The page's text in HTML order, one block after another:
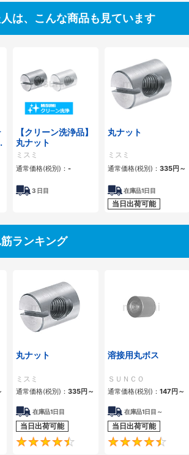
は、こんな商品も見ています
【クリーン洗浄品】
丸ナット
ミスミ
通常価格(税別)： -
3 日目
丸ナット
ミスミ
通常価格(税別)： 335円～
在庫品1日目
当日出荷可能
ランキング
4.9
丸ナット
ミスミ
通常価格(税別)： 335円～
在庫品1日目
当日出荷可能
4.5
溶接用丸ボス
ＳＵＮＣＯ
通常価格(税別)： 147円～
在庫品1日目～
当日出荷可能